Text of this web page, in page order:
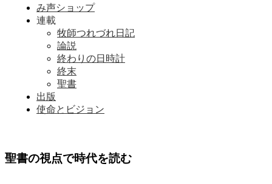
み声ショップ
連載
牧師つれづれ日記
論説
終わりの日時計
終末
聖書
出版
使命とビジョン
聖書の視点で時代を読む